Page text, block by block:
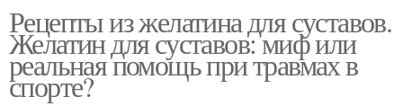
Рецепты из желатина для суставов.
Желатин для суставов: миф или
реальная помощь при травмах в
спорте?